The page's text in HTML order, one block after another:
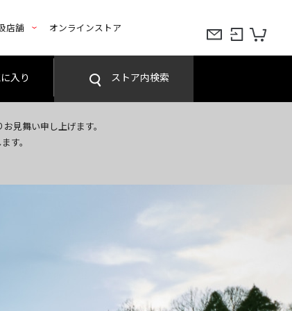
店舗 オンラインストア
入り ストア内検索
見舞い申し上げます。
す。